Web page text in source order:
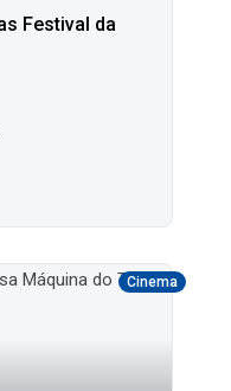
Festival da
Cinema